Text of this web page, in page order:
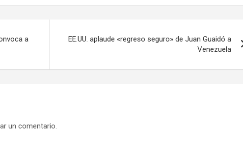
a
EE.UU. aplaude «regreso seguro» de Juan Guaidó a
Venezuela
un comentario.